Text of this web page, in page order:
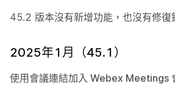
45.2 版本沒有新增功能，也沒有修復
2025年1月（45.1）
使用會議連結加入 Webex Meetings